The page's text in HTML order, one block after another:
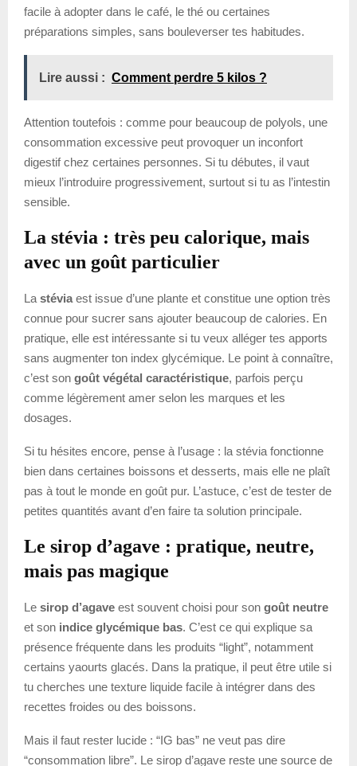
facile à adopter dans le café, le thé ou certaines
préparations simples, sans bouleverser tes habitudes.
Lire aussi : Comment perdre 5 kilos ?
Attention toutefois : comme pour beaucoup de polyols, une
consommation excessive peut provoquer un inconfort
digestif chez certaines personnes. Si tu débutes, il vaut
mieux l’introduire progressivement, surtout si tu as l’intestin
sensible.
La stévia : très peu calorique, mais
avec un goût particulier
La stévia est issue d’une plante et constitue une option très
connue pour sucrer sans ajouter beaucoup de calories. En
pratique, elle est intéressante si tu veux alléger tes apports
sans augmenter ton index glycémique. Le point à connaître,
c’est son goût végétal caractéristique, parfois perçu
comme légèrement amer selon les marques et les
dosages.
Si tu hésites encore, pense à l’usage : la stévia fonctionne
bien dans certaines boissons et desserts, mais elle ne plaît
pas à tout le monde en goût pur. L’astuce, c’est de tester de
petites quantités avant d’en faire ta solution principale.
Le sirop d’agave : pratique, neutre,
mais pas magique
Le sirop d’agave est souvent choisi pour son goût neutre
et son indice glycémique bas. C’est ce qui explique sa
présence fréquente dans les produits “light”, notamment
certains yaourts glacés. Dans la pratique, il peut être utile si
tu cherches une texture liquide facile à intégrer dans des
recettes froides ou des boissons.
Mais il faut rester lucide : “IG bas” ne veut pas dire
“consommation libre”. Le sirop d’agave reste une source de